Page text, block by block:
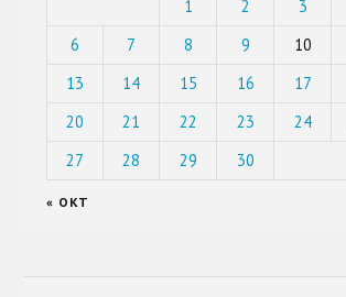
1 2 3
6
7 8 9 10
13
14 15 16 17
20
21 22 23 24
27
28 29 30
« ОКТ